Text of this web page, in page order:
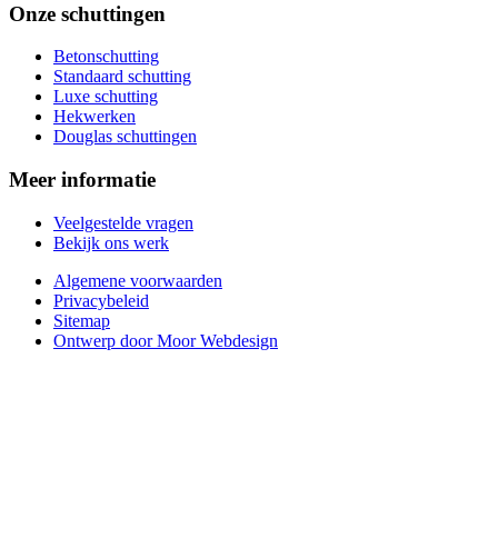
Onze schuttingen
Betonschutting
Standaard schutting
Luxe schutting
Hekwerken
Douglas schuttingen
Meer informatie
Veelgestelde vragen
Bekijk ons werk
Algemene voorwaarden
Privacybeleid
Sitemap
Ontwerp door Moor Webdesign